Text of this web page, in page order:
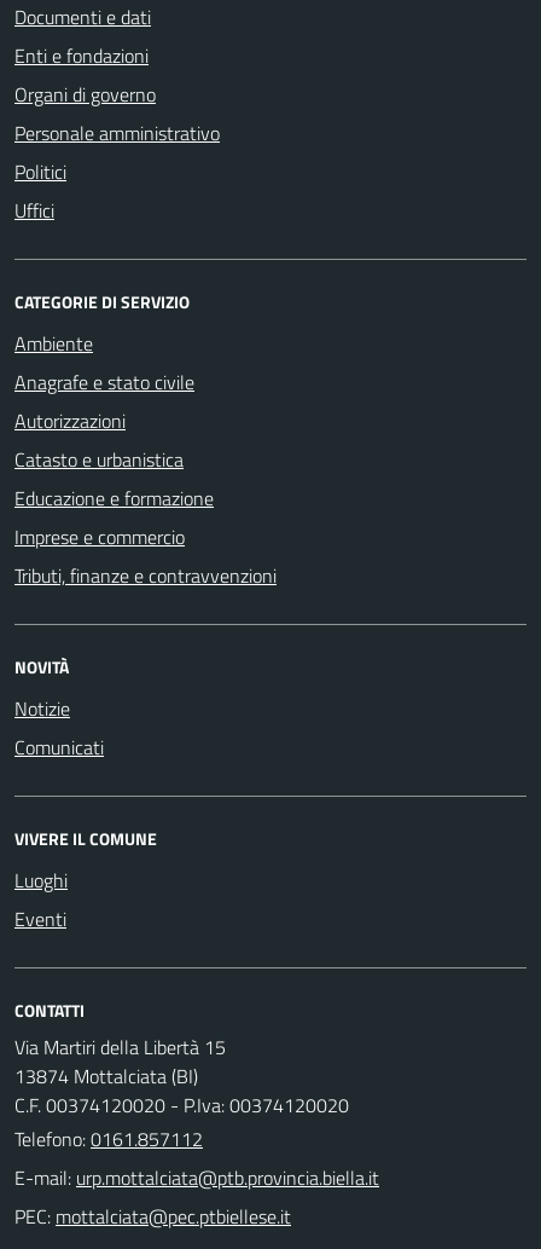
Documenti e dati
Enti e fondazioni
Organi di governo
Personale amministrativo
Politici
Uffici
CATEGORIE DI SERVIZIO
Ambiente
Anagrafe e stato civile
Autorizzazioni
Catasto e urbanistica
Educazione e formazione
Imprese e commercio
Tributi, finanze e contravvenzioni
NOVITÀ
Notizie
Comunicati
VIVERE IL COMUNE
Luoghi
Eventi
CONTATTI
Via Martiri della Libertà 15
13874 Mottalciata (BI)
C.F. 00374120020 - P.Iva: 00374120020
Telefono:0161.857112
E-mail:
PEC: